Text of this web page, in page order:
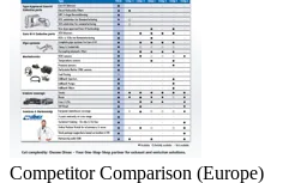
Competitor Comparison (Europe)